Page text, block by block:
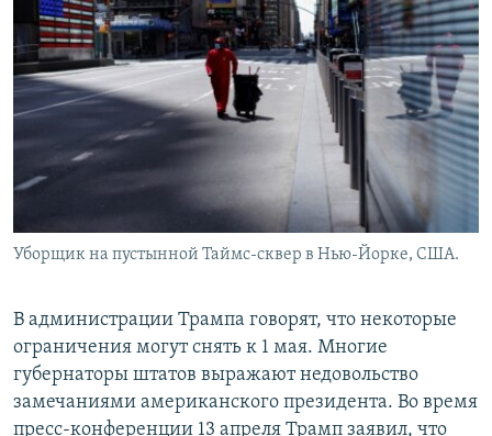
Уборщик на пустынной Таймс-сквер в Нью-Йорке, США.
В администрации Трампа говорят, что некоторые
ограничения могут снять к 1 мая. Многие
губернаторы штатов выражают недовольство
замечаниями американского президента. Во время
пресс-конференции 13 апреля Трамп заявил, что